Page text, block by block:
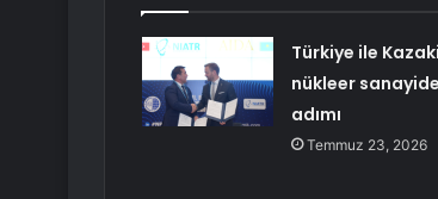
Türkiye ile
nükleer
adımı
Temmuz 23, 2026